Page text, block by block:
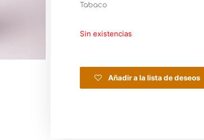
Tabaco
Sin existencias
Añadir a la lista de deseos